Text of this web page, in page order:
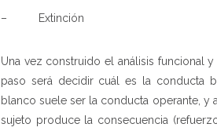
– Extinción
Una vez construido el análisis funcional
paso será decidir cuál es la conducta
blanco suele ser la conducta operante, y
sujeto produce la consecuencia